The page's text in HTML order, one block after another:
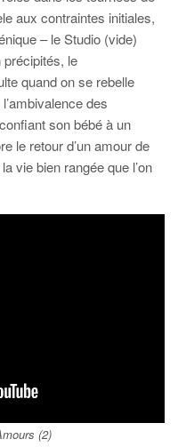
aux contraintes initiales,
– le Studio (vide)
le
quand on se rebelle
des
son bébé à un
le retour d’un amour de
vie bien rangée que l’on
(2)